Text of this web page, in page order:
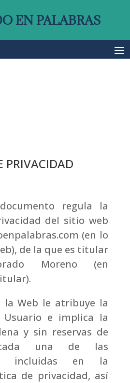
EN PALABRAS
PRIVACIDAD
regula la
del sitio web
(en lo
de la que es titular
Moreno (en
la Web le atribuye la
Usuario e implica la
y sin reservas de
una de las
incluidas en la
de privacidad, así